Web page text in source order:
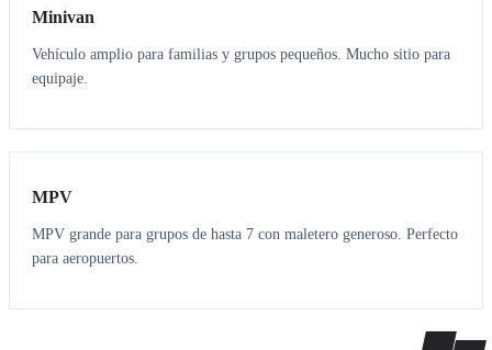
Minivan
Vehículo amplio para familias y grupos pequeños. Mucho sitio para
equipaje.
7 7
MPV
MPV grande para grupos de hasta 7 con maletero generoso. Perfecto
para aeropuertos.